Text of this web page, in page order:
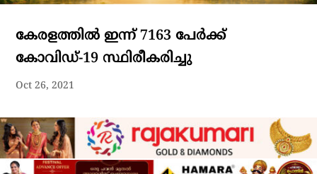
കേരളത്തില്‍ ഇന്ന് 7163 പേര്‍ക്ക്
കോവിഡ്-19 സ്ഥിരീകരിച്ചു
Oct 26, 2021